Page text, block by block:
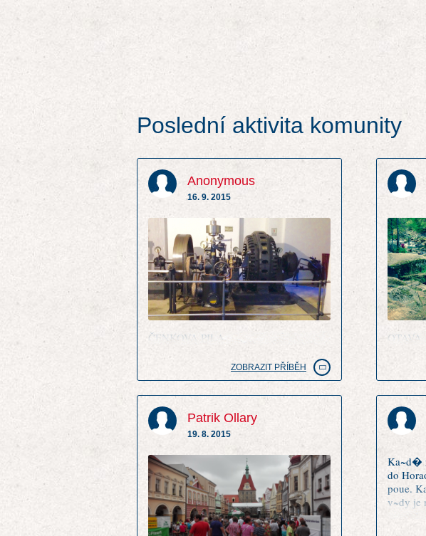
Poslední aktivita komunity
Anonymous
16. 9. 2015
ČENKOVA PILA
ZOBRAZIT PŘÍBĚH
OTAVA
Patrik Ollary
19. 8. 2015
Ka~d�
do
poue.
v~dy je